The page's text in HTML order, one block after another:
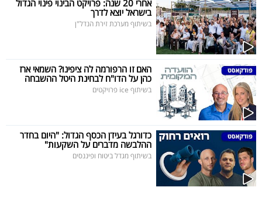
אחרי 20 שנה: פרויקט הבינוי פינוי הגדול
בישראל יוצא לדרך
בשיתוף מערכת זירת הנדל"ן
האם זו הרפורמה לה ציפינו? השמאי ארז
כהן על הדו"ח לבחינת היטל ההשבחה
בשיתוף ice פרויקטים
כדורגל בעידן הכסף הגדול: "היום בחדר
ההלבשה מדברים על השקעות"
בשיתוף מגדל ביטוח ופיננסים